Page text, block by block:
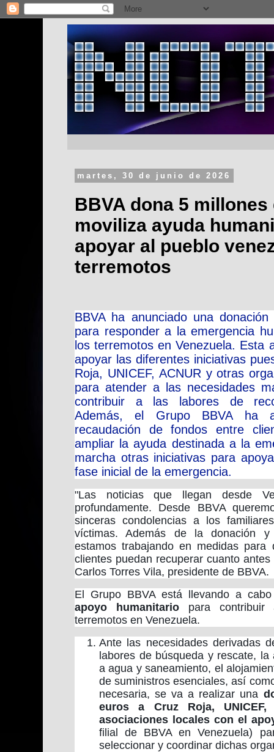
martes, 30 de junio de 2026
BBVA dona 5
moviliza ayuda
apoyar al pueblo
terremotos
BBVA ha anunciado una
para responder a la emergencia
los terremotos en Venezuela. Esta
apoyar las diferentes iniciativas
Roja, UNICEF, ACNUR y otras
para atender a las necesidades
contribuir a las labores de
Además, el Grupo BBVA ha
recaudación de fondos entre
ampliar la ayuda destinada a la
marcha otras iniciativas para
fase inicial de la emergencia.
"Las noticias que llegan desde
profundamente. Desde BBVA
sinceras condolencias a los
víctimas. Además de la donación y
estamos trabajando en medidas para
clientes puedan recuperar cuanto
Carlos Torres Vila, presidente de BBVA.
El Grupo BBVA está llevando a
apoyo humanitariopara contribuir
terremotos en Venezuela.
Ante las necesidades derivadas
labores de búsqueda y rescate,
a agua y saneamiento, el
de suministros esenciales, así
necesaria, se va a realizar una
euros a Cruz Roja,
asociaciones locales con el
filial de BBVA en Venezuela)
seleccionar y coordinar dichas